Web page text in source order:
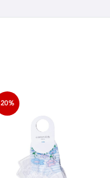
20%